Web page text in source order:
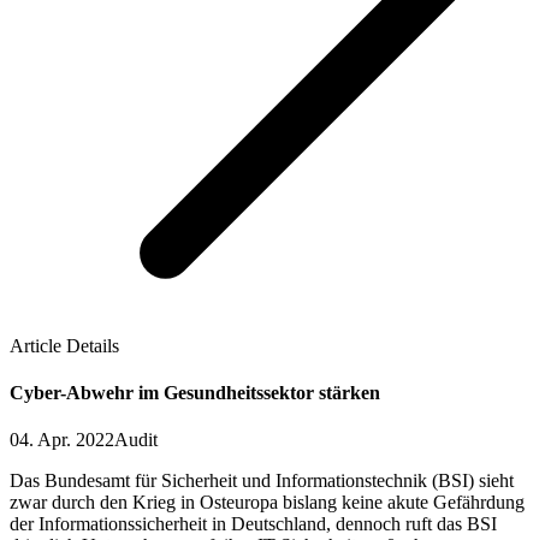
Article Details
Cyber-Abwehr im Gesundheitssektor stärken
04. Apr. 2022Audit
Das Bundesamt für Sicherheit und Informationstechnik (BSI) sieht
zwar durch den Krieg in Osteuropa bislang keine akute Gefährdung
der Informationssicherheit in Deutschland, dennoch ruft das BSI